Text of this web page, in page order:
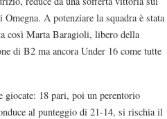
Omegna. A potenziare la squadra è stata
così Marta Baragioli, libero della
di B2 ma ancora Under 16 come tutte
18 pari, poi un perentorio
al punteggio di 21-14, si rischia il